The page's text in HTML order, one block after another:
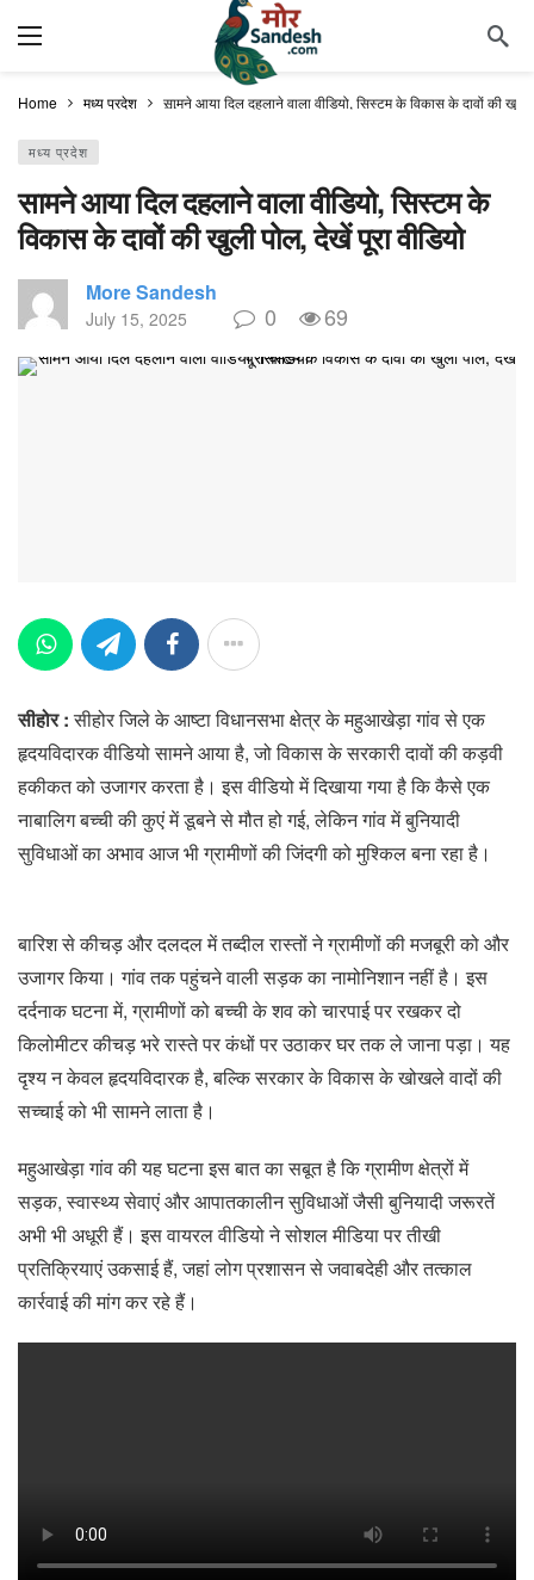
Home मध्य प्रदेश सामने आया दिल दहलाने वाला वीडियो, सिस्टम के विकास के दावों की खुली
मध्य प्रदेश
सामने आया दिल दहलाने वाला वीडियो, सिस्टम के
विकास के दावों की खुली पोल, देखें पूरा वीडियो
More Sandesh
July 15, 2025 0 69
सीहोर :सीहोर जिले के आष्टा विधानसभा क्षेत्र के महुआखेड़ा गांव से एक
हृदयविदारक वीडियो सामने आया है, जो विकास के सरकारी दावों की कड़वी
हकीकत को उजागर करता है। इस वीडियो में दिखाया गया है कि कैसे एक
नाबालिग बच्ची की कुएं में डूबने से मौत हो गई, लेकिन गांव में बुनियादी
सुविधाओं का अभाव आज भी ग्रामीणों की जिंदगी को मुश्किल बना रहा है।
बारिश से कीचड़ और दलदल में तब्दील रास्तों ने ग्रामीणों की मजबूरी को और
उजागर किया। गांव तक पहुंचने वाली सड़क का नामोनिशान नहीं है। इस
दर्दनाक घटना में, ग्रामीणों को बच्ची के शव को चारपाई पर रखकर दो
किलोमीटर कीचड़ भरे रास्ते पर कंधों पर उठाकर घर तक ले जाना पड़ा। यह
दृश्य न केवल हृदयविदारक है, बल्कि सरकार के विकास के खोखले वादों की
सच्चाई को भी सामने लाता है।
महुआखेड़ा गांव की यह घटना इस बात का सबूत है कि ग्रामीण क्षेत्रों में
सड़क, स्वास्थ्य सेवाएं और आपातकालीन सुविधाओं जैसी बुनियादी जरूरतें
अभी भी अधूरी हैं। इस वायरल वीडियो ने सोशल मीडिया पर तीखी
प्रतिक्रियाएं उकसाई हैं, जहां लोग प्रशासन से जवाबदेही और तत्काल
कार्रवाई की मांग कर रहे हैं।